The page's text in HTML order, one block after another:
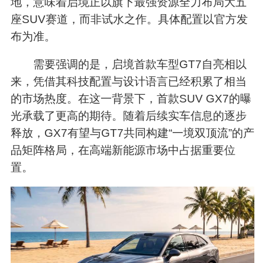
座SUV赛道，而非试水之作。具体配置以官方发
布为准。
需要强调的是，启境首款车型GT7自亮相以
来，凭借其科技配置与设计语言已经积累了相当
的市场热度。在这一背景下，首款SUV GX7的曝
光承载了更高的期待。随着后续实车信息的逐步
释放，GX7有望与GT7共同构建“一境双顶流”的产
品矩阵格局，在高端新能源市场中占据重要位
置。